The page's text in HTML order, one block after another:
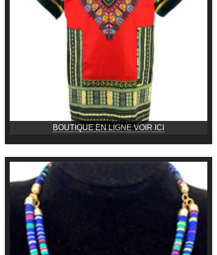
BOUTIQUE EN LIGNE VOIR ICI